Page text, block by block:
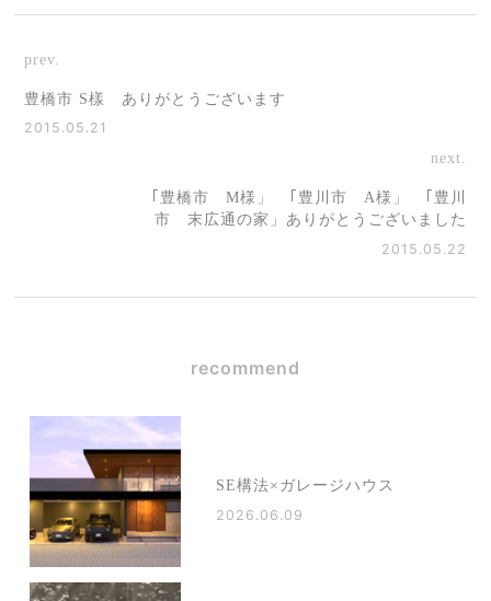
prev.
豊橋市 S樣 ありがとうございます
2015.05.21
next.
｢豊橋市 M様」 ｢豊川市 A様」 ｢豊川
市 末広通の家」ありがとうございました
2015.05.22
recommend
SE構法×ガレージハウス
2026.06.09